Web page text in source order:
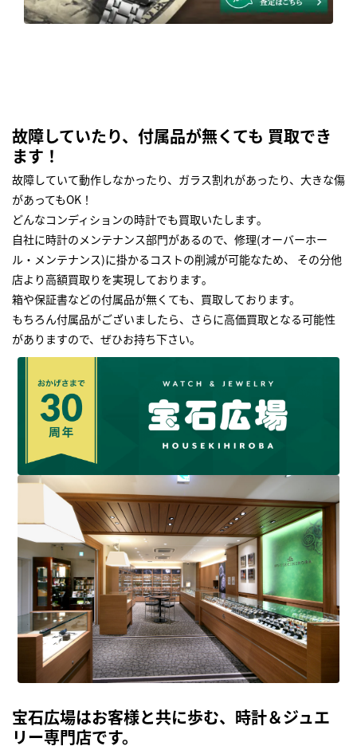
故障していたり、付属品が無くても 買取でき
ます！
故障していて動作しなかったり、ガラス割れがあったり、大きな傷
があってもOK！
どんなコンディションの時計でも買取いたします｡
自社に時計のメンテナンス部門があるので、修理(オーバーホー
ル・メンテナンス)に掛かるコストの削減が可能なため、 その分他
店より高額買取りを実現しております｡
箱や保証書などの付属品が無くても、買取しております。
もちろん付属品がございましたら、さらに高価買取となる可能性
がありますので、ぜひお持ち下さい｡
宝石広場はお客様と共に歩む、時計＆ジュエ
リー専門店です。